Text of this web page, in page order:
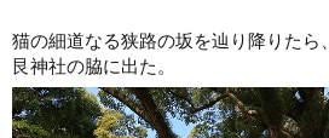
猫の細道なる狭路の坂を辿り降りたら、
艮神社の脇に出た。